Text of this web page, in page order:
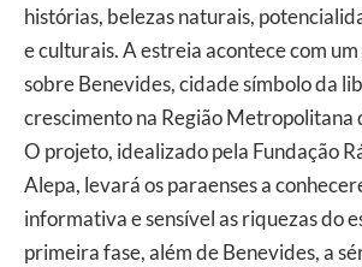
histórias, belezas naturais,
e culturais. A estreia acontece com
sobre Benevides, cidade símbolo da
crescimento na Região Metropolitana
O projeto, idealizado pela Fundação
Alepa, levará os paraenses a
informativa e sensível as riquezas do
primeira fase, além de Benevides, a